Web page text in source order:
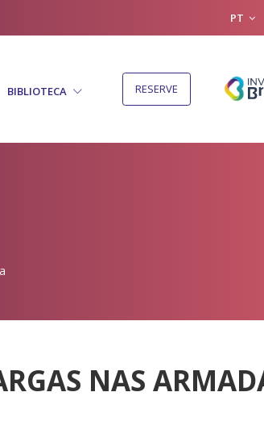
PT
BIBLIOTECA RESERVE
NAS